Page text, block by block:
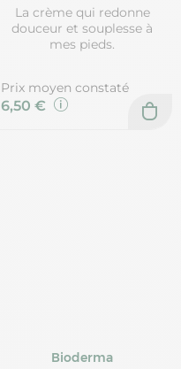
La crème qui redonne
douceur et souplesse à
mes pieds.
Prix moyen constaté
6,50 €
Bioderma